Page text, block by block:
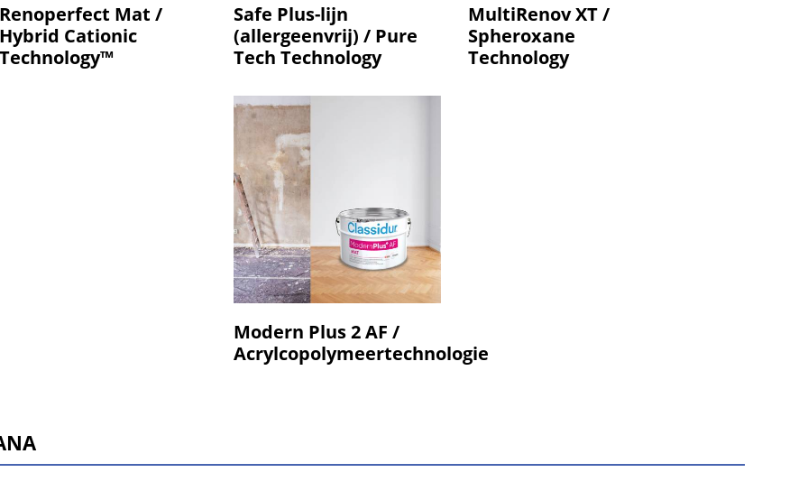
Renoperfect Mat /
Hybrid Cationic
Technology™
Safe Plus-lijn
(allergeenvrij) / Pure
Tech Technology
MultiRenov XT /
Spheroxane
Technology
Modern Plus 2 AF /
Acrylcopolymeertechnologie